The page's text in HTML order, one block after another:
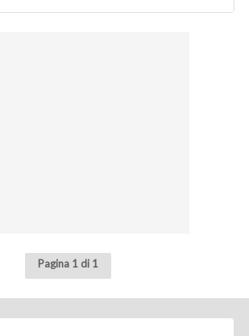
Pagina 1 di 1